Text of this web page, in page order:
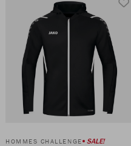
HOMMES CHALLENGE SALE!